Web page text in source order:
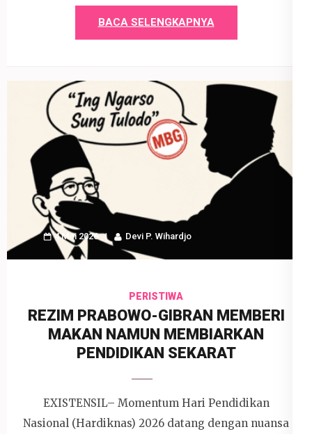
BACA SELENGKAPNYA
4 Mei 2026 Devi P. Wihardjo
PERISTIWA
REZIM PRABOWO-GIBRAN MEMBERI
MAKAN NAMUN MEMBIARKAN
PENDIDIKAN SEKARAT
EXISTENSIL– Momentum Hari Pendidikan
Nasional (Hardiknas) 2026 datang dengan nuansa